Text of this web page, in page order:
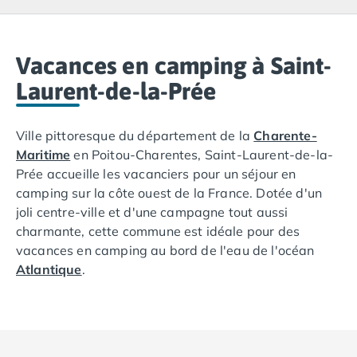
Camping Les Landes
Camping Biscarrosse
Camping Capbreton
Camping Messanges
Camping Moliets et Maa
Camping Sanguinet
Camping Seignosse
Camping Vieux Boucau les Bains
Camping Pyrénées Atlantiques
Camping Bayonne
Camping Biarritz
Vacances en camping à Saint-
Laurent-de-la-Prée
Ville pittoresque du département de la Charente-
Maritime en Poitou-Charentes, Saint-Laurent-de-la-
Prée accueille les vacanciers pour un séjour en
camping sur la côte ouest de la France. Dotée d'un
joli centre-ville et d'une campagne tout aussi
charmante, cette commune est idéale pour des
vacances en camping au bord de l'eau de l'océan
Atlantique.